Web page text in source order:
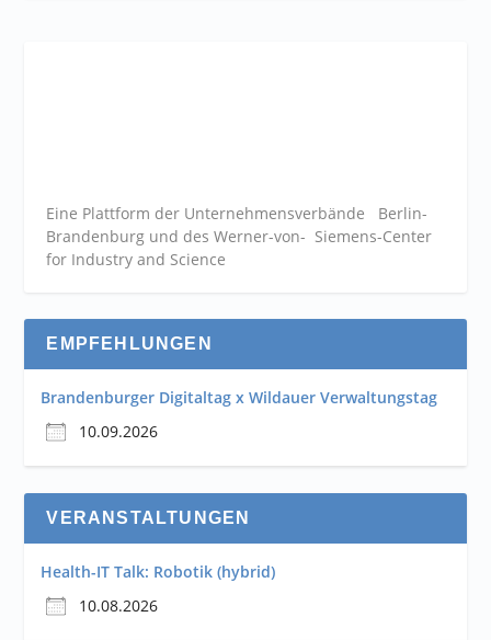
Eine Plattform der Unternehmensverbände Berlin-
Brandenburg und des Werner-von- Siemens-Center
for Industry and Science
EMPFEHLUNGEN
Brandenburger Digitaltag x Wildauer Verwaltungstag
10.09.2026
VERANSTALTUNGEN
Health-IT Talk: Robotik (hybrid)
10.08.2026